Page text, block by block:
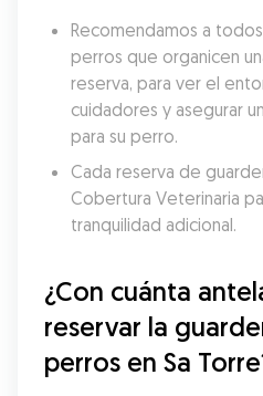
Recomendamos a
perros que organicen
reserva, para ver el
cuidadores y asegurar
para su perro.
Cada reserva de
Cobertura Veterinaria
tranquilidad adicional.
¿Con cuánta
reservar la
perros en Sa